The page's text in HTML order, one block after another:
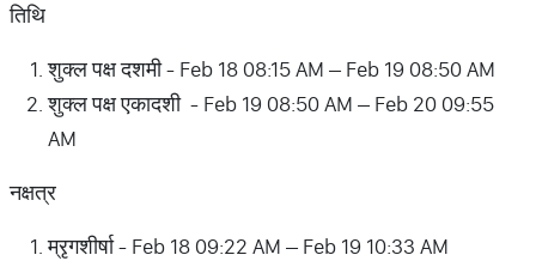
तिथि
शुक्ल पक्ष दशमी - Feb 18 08:15 AM – Feb 19 08:50 AM
शुक्ल पक्ष एकादशी - Feb 19 08:50 AM – Feb 20 09:55
AM
नक्षत्र
म्रृगशीर्षा - Feb 18 09:22 AM – Feb 19 10:33 AM